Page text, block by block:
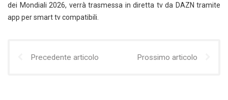
dei Mondiali 2026, verrà trasmessa in diretta tv da DAZN tramite
app per smart tv compatibili.
Precedente articolo Prossimo articolo